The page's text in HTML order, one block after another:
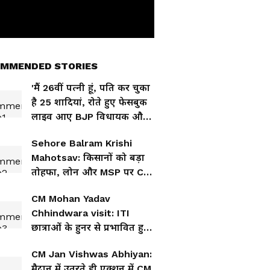
STORIES
'मैं 26वीं पत्नी हूं, पति कर चुका
है 25 शादियां, रोते हुए फेसबुक
लाइव आए BJP विधायक और
Sehore Balram Krishi
Mahotsav: किसानों को बड़ा
तोहफा, लोन और MSP पर CM
CM Mohan Yadav
Chhindwara visit: ITI
छात्राओं के हुनर से प्रभावित हुए
दिया बड़ा जोर
CM Jan Vishwas Abhiyan: